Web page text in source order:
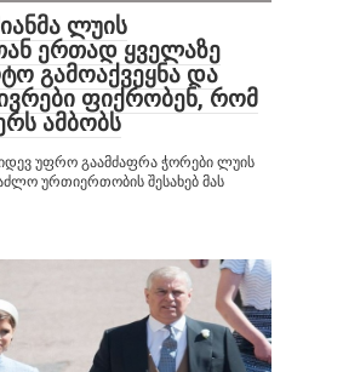
ლუის
ერთად ყველაზე
გამოაქვეყნა და
ფიქრობენ, რომ
ამბობს
უფრო გაამძაფრა ჭორები ლუის
ურთიერთობის შესახებ მას